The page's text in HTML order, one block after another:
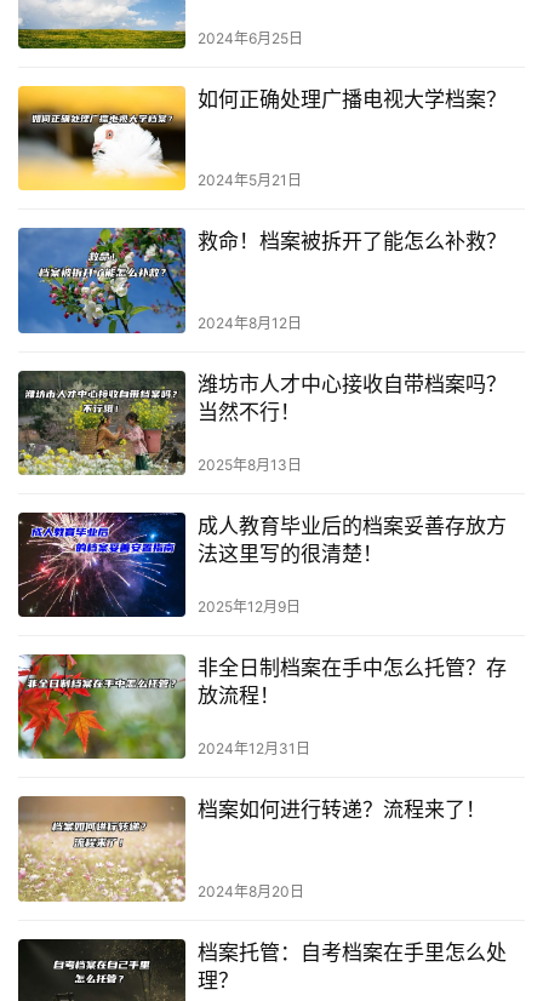
2024年6月25日
如何正确处理广播电视大学档案？
2024年5月21日
救命！档案被拆开了能怎么补救？
2024年8月12日
潍坊市人才中心接收自带档案吗？
当然不行！
2025年8月13日
成人教育毕业后的档案妥善存放方
法这里写的很清楚！
2025年12月9日
非全日制档案在手中怎么托管？存
放流程！
2024年12月31日
档案如何进行转递？流程来了！
2024年8月20日
档案托管：自考档案在手里怎么处
理？